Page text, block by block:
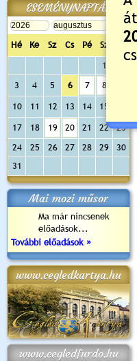
ESEMÉNYNAPTÁR
Hé Ke Sz Cs Pé Sz
Va
1
3
4 5 6 7 8
10 11 12 13 14 15
17 18 19 20 21 22
23
24
25 26 27 28 29
30
31
Mai mozi műsor
Ma már nincsenek
előadások...
További előadások »
www.cegledkartya.hu
www.cegledfurdo.hu